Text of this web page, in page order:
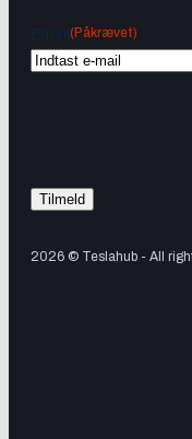
(Påkrævet)
2026 © Teslahub - All